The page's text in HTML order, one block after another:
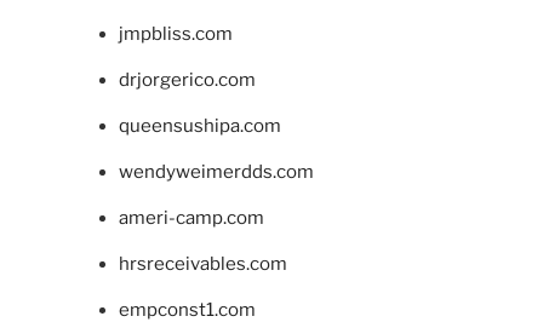
jmpbliss.com
drjorgerico.com
queensushipa.com
wendyweimerdds.com
ameri-camp.com
hrsreceivables.com
empconst1.com